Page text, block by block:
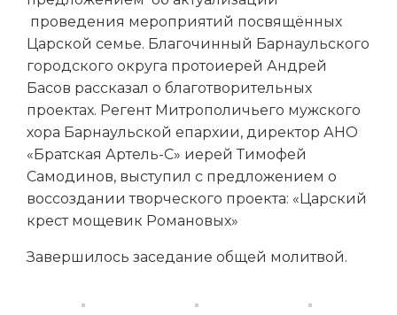
проведения мероприятий посвящённых
Царской семье. Благочинный Барнаульского
городского округа протоиерей Андрей
Басов рассказал о благотворительных
проектах. Регент Митрополичьего мужского
хора Барнаульской епархии, директор АНО
«Братская Артель-С» иерей Тимофей
Самодинов, выступил с предложением о
воссоздании творческого проекта: «Царский
крест мощевик Романовых»
Завершилось заседание общей молитвой.